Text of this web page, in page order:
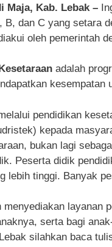
Maja, Kab. Lebak –
B, dan C yang setara
oleh pemerintah
adalah
pendidikan
kepada
bukan lagi
Peserta didik
lebih tinggi. Banyak
menyediakan
serta bagi
silahkan baca